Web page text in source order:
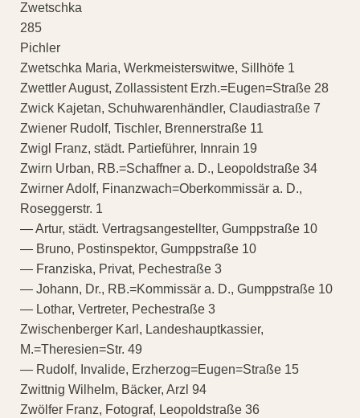
Zwetschka
285
Pichler
Zwetschka Maria, Werkmeisterswitwe, Sillhöfe 1
Zwettler August, Zollassistent Erzh.=Eugen=Straße 28
Zwick Kajetan, Schuhwarenhändler, Claudiastraße 7
Zwiener Rudolf, Tischler, Brennerstraße 11
Zwigl Franz, städt. Partieführer, Innrain 19
Zwirn Urban, RB.=Schaffner a. D., Leopoldstraße 34
Zwirner Adolf, Finanzwach=Oberkommissär a. D.,
Roseggerstr. 1
— Artur, städt. Vertragsangestellter, Gumppstraße 10
— Bruno, Postinspektor, Gumppstraße 10
— Franziska, Privat, Pechestraße 3
— Johann, Dr., RB.=Kommissär a. D., Gumppstraße 10
— Lothar, Vertreter, Pechestraße 3
Zwischenberger Karl, Landeshauptkassier,
M.=Theresien=Str. 49
— Rudolf, Invalide, Erzherzog=Eugen=Straße 15
Zwittnig Wilhelm, Bäcker, Arzl 94
Zwölfer Franz, Fotograf, Leopoldstraße 36